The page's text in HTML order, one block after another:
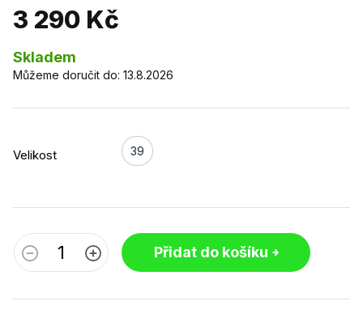
3 290 Kč
Skladem
Velikost 39
Můžeme doručit do: 13.8.2026
Přidat do košíku